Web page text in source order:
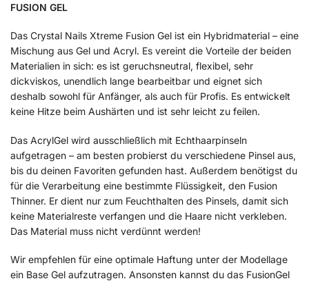
FUSION GEL
Das Crystal Nails Xtreme Fusion Gel ist ein Hybridmaterial – eine
Mischung aus Gel und Acryl. Es vereint die Vorteile der beiden
Materialien in sich: es ist geruchsneutral, flexibel, sehr
dickviskos, unendlich lange bearbeitbar und eignet sich
deshalb sowohl für Anfänger, als auch für Profis. Es entwickelt
keine Hitze beim Aushärten und ist sehr leicht zu feilen.
Das AcrylGel wird ausschließlich mit Echthaarpinseln
aufgetragen – am besten probierst du verschiedene Pinsel aus,
bis du deinen Favoriten gefunden hast. Außerdem benötigst du
für die Verarbeitung eine bestimmte Flüssigkeit, den Fusion
Thinner. Er dient nur zum Feuchthalten des Pinsels, damit sich
keine Materialreste verfangen und die Haare nicht verkleben.
Das Material muss nicht verdünnt werden!
Wir empfehlen für eine optimale Haftung unter der Modellage
ein Base Gel aufzutragen. Ansonsten kannst du das FusionGel